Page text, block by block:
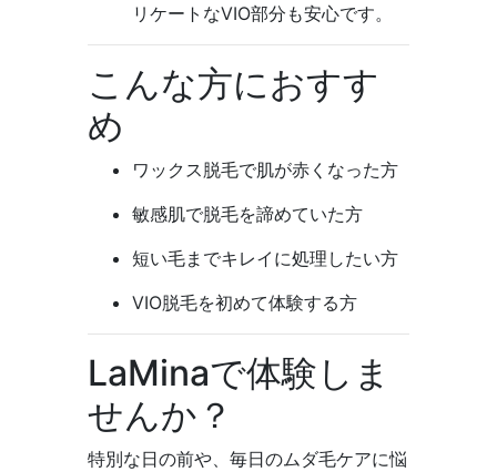
リケートなVIO部分も安心です。
こんな方におすす
め
ワックス脱毛で肌が赤くなった方
敏感肌で脱毛を諦めていた方
短い毛までキレイに処理したい方
VIO脱毛を初めて体験する方
LaMinaで体験しま
せんか？
特別な日の前や、毎日のムダ毛ケアに悩